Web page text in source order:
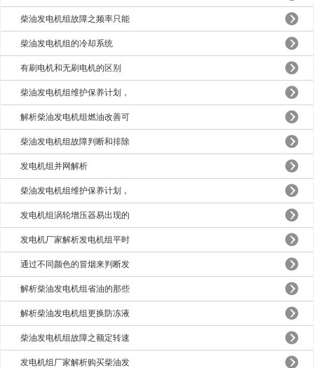
柴油发电机组故障之频率只能
柴油发电机组的冷却系统
有刷电机和无刷电机的区别
柴油发电机组维护保养计划，
解析柴油发电机组燃油改善可
柴油发电机组故障判断和排除
发电机组并网解析
柴油发电机组维护保养计划，
发电机组涡轮增压器易出现的
发电机厂家解析发电机组平时
通过不同颜色的冒烟来判断发
解析柴油发电机组省油的那些
解析柴油发电机组更换防冻液
柴油发电机组故障之额定转速
发电机组厂家解析购买柴油发